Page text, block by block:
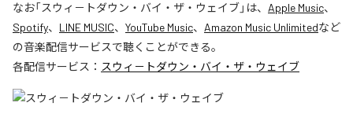
なお「スウィ－トダウン・バイ・ザ・ウェイブ」は、 Apple Music、
Spotify、 LINE MUSIC、 YouTube Music、 Amazon Music Unlimitedなど
の音楽配信サービスで聴くことができる。
各配信サービス： スウィ－トダウン・バイ・ザ・ウェイブ